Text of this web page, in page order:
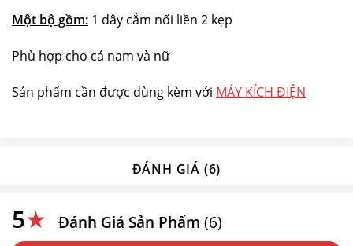
Một bộ gồm: 1 dây cắm nối liền 2 kẹp
Phù hợp cho cả nam và nữ
Sản phẩm cần được dùng kèm với MÁY KÍCH ĐIỆN
ĐÁNH GIÁ (6)
5★ Đánh Giá Sản Phẩm (6)